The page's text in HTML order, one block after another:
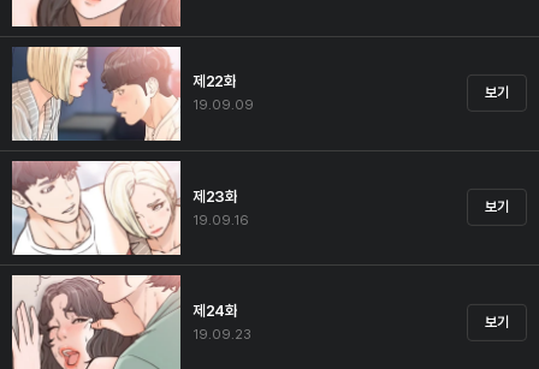
제22화
19.09.09
보기
제23화
19.09.16
보기
제24화
19.09.23
보기